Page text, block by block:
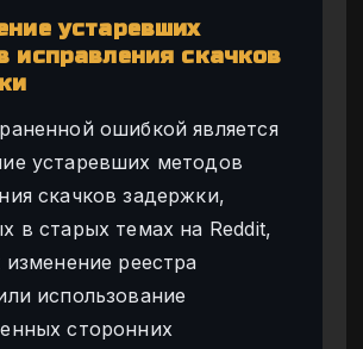
устаревших
исправления скачков
ошибкой является
устаревших методов
скачков задержки,
в старых темах на Reddit,
изменение реестра
использование
сторонних